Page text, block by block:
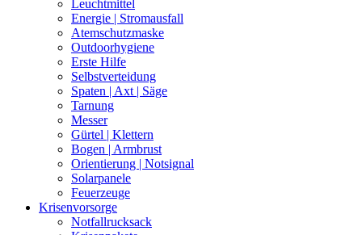
Leuchtmittel
Energie | Stromausfall
Atemschutzmaske
Outdoorhygiene
Erste Hilfe
Selbstverteidung
Spaten | Axt | Säge
Tarnung
Messer
Gürtel | Klettern
Bogen | Armbrust
Orientierung | Notsignal
Solarpanele
Feuerzeuge
Krisenvorsorge
Notfallrucksack